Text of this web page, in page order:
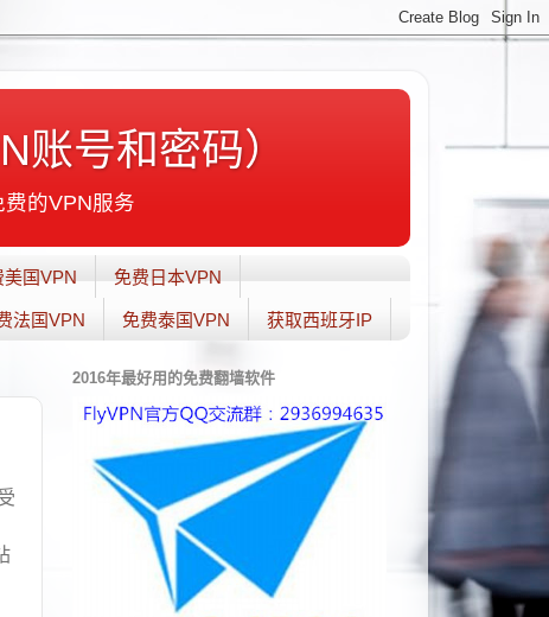
号和密码）
的VPN服务
国VPN 免费日本VPN
法国VPN 免费泰国VPN 获取西班牙IP
2016年最好用的免费翻墙软件